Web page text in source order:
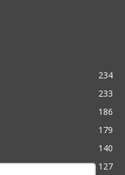
234
233
186
179
140
127